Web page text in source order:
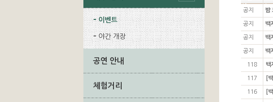
이벤트
야간 개장
공연 안내
체험거리
공지 밤
공지 백
공지 백
공지 백
118 백
117 [
116 [